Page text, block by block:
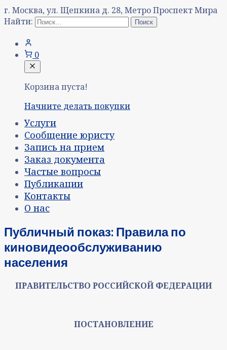
г. Москва, ул. Щепкина д. 28, Метро Проспект Мира
Найти:
0
Корзина пуста!
Начните делать покупки
Услуги
Сообщение юристу
Запись на прием
Заказ документа
Частые вопросы
Публикации
Контакты
О нас
Публичный показ: Правила по
киновидеообслуживанию
населения
ПРАВИТЕЛЬСТВО РОССИЙСКОЙ ФЕДЕРАЦИИ
ПОСТАНОВЛЕНИЕ